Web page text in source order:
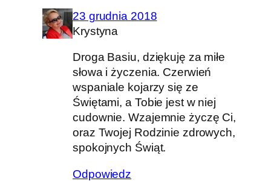
23 grudnia 2018
Krystyna
Droga Basiu, dziękuję za miłe
słowa i życzenia. Czerwień
wspaniale kojarzy się ze
Świętami, a Tobie jest w niej
cudownie. Wzajemnie życzę Ci,
oraz Twojej Rodzinie zdrowych,
spokojnych Świąt.
Odpowiedz